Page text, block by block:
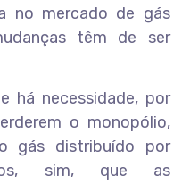
no mercado de gás
têm de ser
há necessidade, por
o monopólio,
gás distribuído por
sim, que as